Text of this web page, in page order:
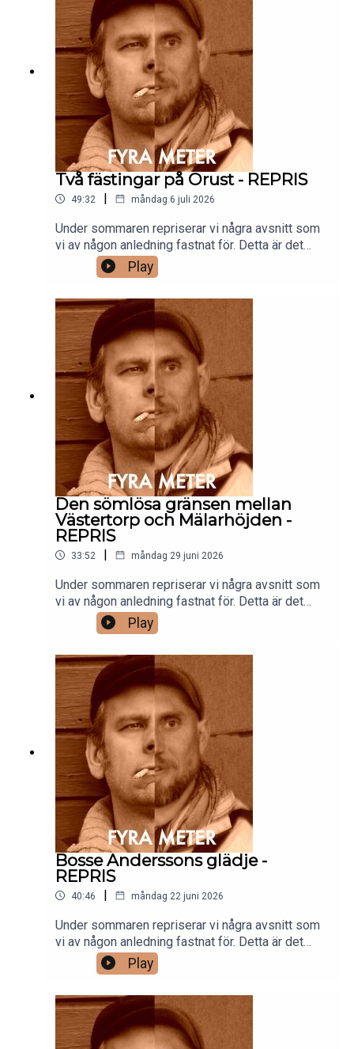
Två fästingar på Orust - REPRIS
49:32 | måndag 6 juli 2026
Under sommaren repriserar vi några avsnitt som
vi av någon anledning fastnat för. Detta är det
tredje. Håll tillgodo och glad sommar!/Gänget
bakom Fyra meter
Play
Den sömlösa gränsen mellan
Västertorp och Mälarhöjden -
REPRIS
33:52 | måndag 29 juni 2026
Under sommaren repriserar vi några avsnitt som
vi av någon anledning fastnat för. Detta är det
andra. Håll tillgodo och glad sommar!/Gänget
bakom Fyra meter
Play
Bosse Anderssons glädje -
REPRIS
40:46 | måndag 22 juni 2026
Under sommaren repriserar vi några avsnitt som
vi av någon anledning fastnat för. Detta är det
första. Håll tillgodo och glad sommar!/Gänget
bakom Fyra meter
Play